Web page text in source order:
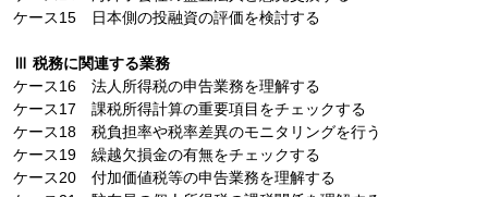
ケース15 日本側の投融資の評価を検討する
Ⅲ 税務に関連する業務
ケース16 法人所得税の申告業務を理解する
ケース17 課税所得計算の重要項目をチェックする
ケース18 税負担率や税率差異のモニタリングを行う
ケース19 繰越欠損金の有無をチェックする
ケース20 付加価値税等の申告業務を理解する